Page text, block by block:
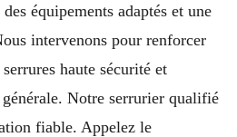
équipements adaptés et une
intervenons pour renforcer
haute sécurité et
Notre serrurier qualifié
fiable. Appelez le